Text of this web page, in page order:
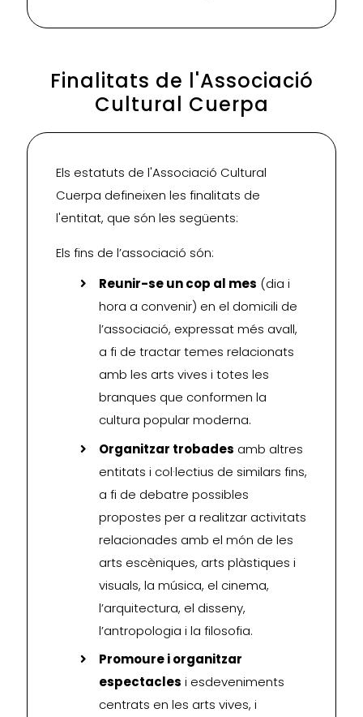
Finalitats de l'Associació
Cultural Cuerpa
Els estatuts de l'Associació Cultural
Cuerpa defineixen les finalitats de
l'entitat, que són les següents:
Els fins de l’associació són:
Reunir-se un cop al mes (dia i
hora a convenir) en el domicili de
l’associació, expressat més avall,
a fi de tractar temes relacionats
amb les arts vives i totes les
branques que conformen la
cultura popular moderna.
Organitzar trobades amb altres
entitats i col·lectius de similars fins,
a fi de debatre possibles
propostes per a realitzar activitats
relacionades amb el món de les
arts escèniques, arts plàstiques i
visuals, la música, el cinema,
l’arquitectura, el disseny,
l’antropologia i la filosofia.
Promoure i organitzar
espectacles i esdeveniments
centrats en les arts vives, i